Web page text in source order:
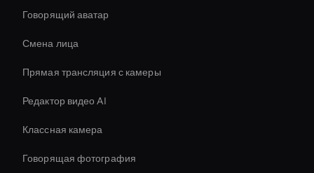
Говорящий аватар
Смена лица
Прямая трансляция с камеры
Редактор видео AI
Классная камера
Говорящая фотография